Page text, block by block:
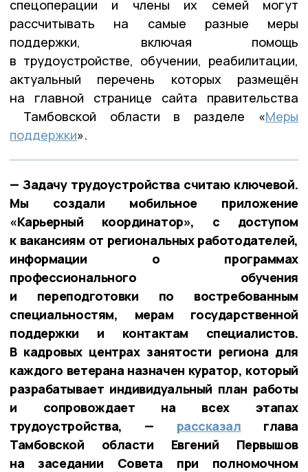
спецоперации и члены их семей могут
рассчитывать на самые разные меры
поддержки, включая помощь
в трудоустройстве, обучении, реабилитации,
актуальный перечень которых размещён
на главной странице сайта правительства
Тамбовской области в разделе «Меры
поддержки».
— Задачу трудоустройства считаю ключевой.
Мы создали мобильное приложение
«Карьерный координатор», с доступом
к вакансиям от региональных работодателей,
информации о программах
профессионального обучения
и переподготовки по востребованным
специальностям, мерам государственной
поддержки и контактам специалистов.
В кадровых центрах занятости региона для
каждого ветерана назначен куратор, который
разрабатывает индивидуальный план работы
и сопровождает на всех этапах
трудоустройства, — рассказал глава
Тамбовской области Евгений Первышов
на заседании Совета при полномочном